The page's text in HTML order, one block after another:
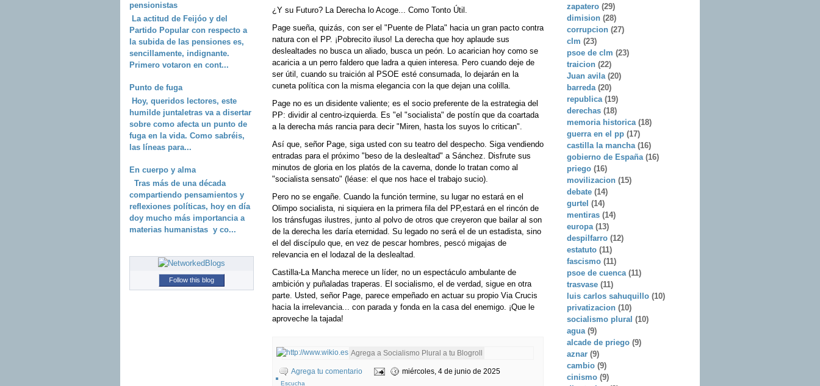
pensionistas
La actitud de Feijóo y del
Partido Popular con respecto a
la subida de las pensiones es,
sencillamente, indignante.
Primero votaron en cont...
Punto de fuga
Hoy, queridos lectores, este
humilde juntaletras va a disertar
sobre como afecta un punto de
fuga en la vida. Como sabréis,
las líneas para...
En cuerpo y alma
Tras más de una década
compartiendo pensamientos y
reflexiones políticas, hoy en día
doy mucho más importancia a
materias humanistas y co...
Follow this blog
¿Y su Futuro? La Derecha lo Acoge... Como Tonto Útil.
Page sueña, quizás, con ser el "Puente de Plata" hacia un gran pacto contra
natura con el PP. ¡Pobrecito iluso! La derecha que hoy aplaude sus
deslealtades no busca un aliado, busca un peón. Lo acarician hoy como se
acaricia a un perro faldero que ladra a quien interesa. Pero cuando deje de
ser útil, cuando su traición al PSOE esté consumada, lo dejarán en la
cuneta política con la misma elegancia con la que dejan una colilla.
Page no es un disidente valiente; es el socio preferente de la estrategia del
PP: dividir al centro-izquierda. Es "el "socialista" de postín que da coartada
a la derecha más rancia para decir "Miren, hasta los suyos lo critican".
Así que, señor Page, siga usted con su teatro del despecho. Siga vendiendo
entradas para el próximo "beso de la deslealtad" a Sánchez. Disfrute sus
minutos de gloria en los platós de la caverna, donde lo tratan como al
"socialista sensato" (léase: el que nos hace el trabajo sucio).
Pero no se engañe. Cuando la función termine, su lugar no estará en el
Olimpo socialista, ni siquiera en la primera fila del PP,estará en el rincón de
los tránsfugas ilustres, junto al polvo de otros que creyeron que bailar al son
de la derecha les daría eternidad. Su legado no será el de un estadista, sino
el del discípulo que, en vez de pescar hombres, pescó migajas de
relevancia en el lodazal de la deslealtad.
Castilla-La Mancha merece un líder, no un espectáculo ambulante de
ambición y puñaladas traperas. El socialismo, el de verdad, sigue en otra
parte. Usted, señor Page, parece empeñado en actuar su propio Via Crucis
hacia la irrelevancia... con parada y fonda en la casa del enemigo. ¡Que le
aproveche la tajada!
Agrega tu comentario miércoles, 4 de junio de 2025
Escucha
zapatero (29)
dimision (28)
corrupcion (27)
clm (23)
psoe de clm (23)
traicion (22)
Juan avila (20)
barreda (20)
republica (19)
derechas (18)
memoria historica (18)
guerra en el pp (17)
castilla la mancha (16)
gobierno de España (16)
priego (16)
movilizacion (15)
debate (14)
gurtel (14)
mentiras (14)
europa (13)
despilfarro (12)
estatuto (11)
fascismo (11)
psoe de cuenca (11)
trasvase (11)
luis carlos sahuquillo (10)
privatizacion (10)
socialismo plural (10)
agua (9)
alcade de priego (9)
aznar (9)
cambio (9)
cinismo (9)